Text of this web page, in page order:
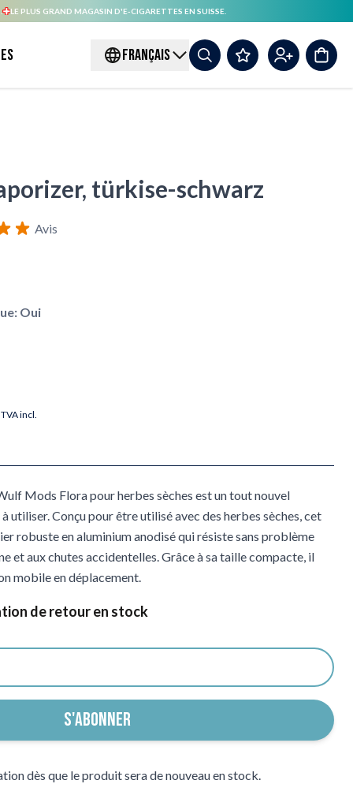
LE PLUS GRAND MAGASIN D'E-CIGARETTES EN SUISSE.
FRANÇAIS
türkise-schwarz
Avis
Oui
TVA incl.
Mods Flora pour herbes sèches est un tout nouvel
utiliser. Conçu pour être utilisé avec des herbes sèches, cet
robuste en aluminium anodisé qui résiste sans problème
et aux chutes accidentelles. Grâce à sa taille compacte, il
mobile en déplacement.
de retour en stock
S'ABONNER
dès que le produit sera de nouveau en stock.